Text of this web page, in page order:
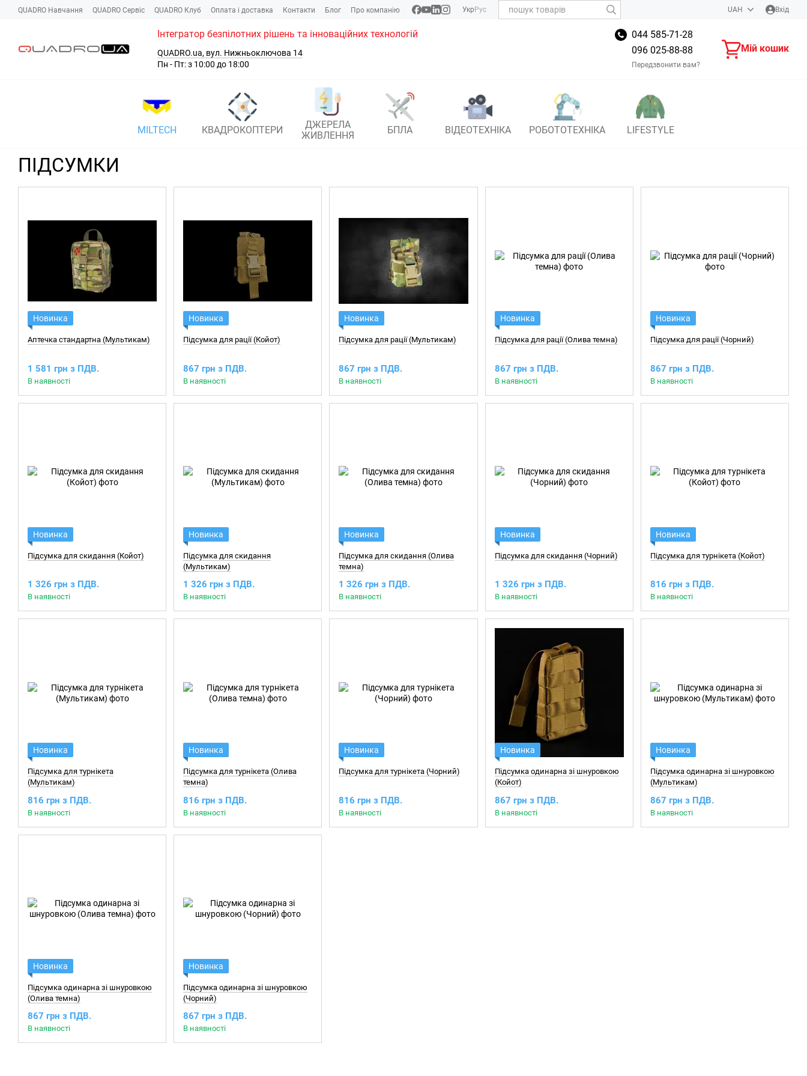
Перейти до основного контенту
QUADRO Навчання QUADRO Сервіc QUADRO Клуб Оплата і доставка Контакти Блог Про компанію Укр Рус UAH Вхід
Інтегратор безпілотних рішень та інноваційних технологій
QUADRO.ua, вул. Нижньоключова 14
Пн - Пт: з 10:00 до 18:00
044 585-71-28
096 025-88-88
Передзвонити вам?
Мій кошик
MILTECH КВАДРОКОПТЕРИ
ДЖЕРЕЛА
ЖИВЛЕННЯ
БПЛА ВІДЕОТЕХНІКА РОБОТОТЕХНІКА LIFESTYLE
ПІДСУМКИ
Новинка
Аптечка стандартна (Мультикам)
1 581 грн з ПДВ.
В наявності
Новинка
Підсумка для рації (Койот)
867 грн з ПДВ.
В наявності
Новинка
Підсумка для рації (Мультикам)
867 грн з ПДВ.
В наявності
Новинка
Підсумка для рації (Олива темна)
867 грн з ПДВ.
В наявності
Новинка
Підсумка для рації (Чорний)
867 грн з ПДВ.
В наявності
Новинка
Підсумка для скидання (Койот)
1 326 грн з ПДВ.
В наявності
Новинка
Підсумка для скидання
(Мультикам)
1 326 грн з ПДВ.
В наявності
Новинка
Підсумка для скидання (Олива
темна)
1 326 грн з ПДВ.
В наявності
Новинка
Підсумка для скидання (Чорний)
1 326 грн з ПДВ.
В наявності
Новинка
Підсумка для турнікета (Койот)
816 грн з ПДВ.
В наявності
Новинка
Підсумка для турнікета
(Мультикам)
816 грн з ПДВ.
В наявності
Новинка
Підсумка для турнікета (Олива
темна)
816 грн з ПДВ.
В наявності
Новинка
Підсумка для турнікета (Чорний)
816 грн з ПДВ.
В наявності
Новинка
Підсумка одинарна зі шнуровкою
(Койот)
867 грн з ПДВ.
В наявності
Новинка
Підсумка одинарна зі шнуровкою
(Мультикам)
867 грн з ПДВ.
В наявності
Новинка
Підсумка одинарна зі шнуровкою
(Олива темна)
867 грн з ПДВ.
В наявності
Новинка
Підсумка одинарна зі шнуровкою
(Чорний)
867 грн з ПДВ.
В наявності